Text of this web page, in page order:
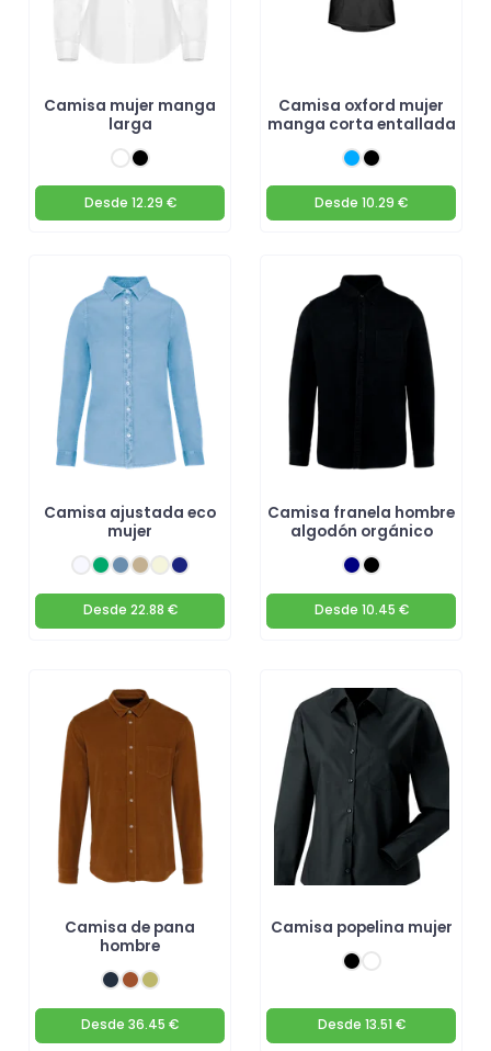
Camisa mujer manga
larga
Desde 12.29 €
Camisa oxford mujer
manga corta entallada
Desde 10.29 €
Camisa ajustada eco
mujer
Desde 22.88 €
Camisa franela hombre
algodón orgánico
Desde 10.45 €
Camisa de pana
hombre
Desde 36.45 €
Camisa popelina mujer
Desde 13.51 €